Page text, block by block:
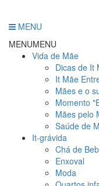
MENU
MENUMENU
Vida de Mãe
Dicas de It
It Mãe
Mães e o
Momento
Mães pelo
Saúde de
It-grávida
Chá de
Enxoval
Moda